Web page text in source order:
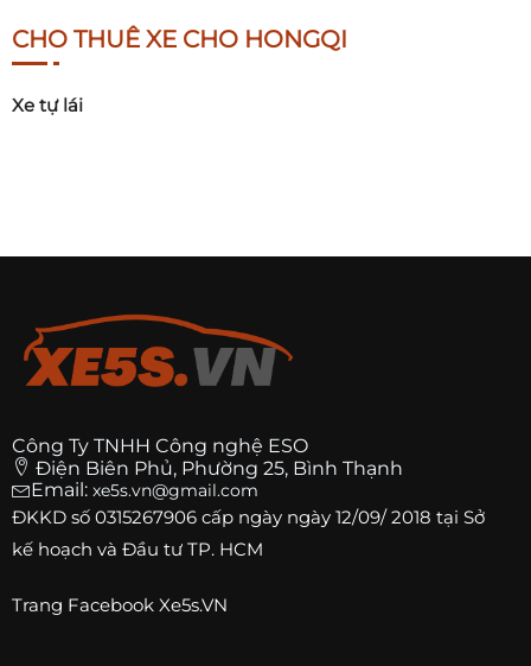
CHO THUÊ XE CHO HONGQI
Xe tự lái
Công Ty TNHH Công nghệ ESO
Điện Biên Phủ, Phường 25, Bình Thạnh
Email: xe5s.vn@gmail.com
ĐKKD số 0315267906 cấp ngày ngày 12/09/ 2018 tại Sở
kế hoạch và Đầu tư TP. HCM
Trang Facebook Xe5s.VN